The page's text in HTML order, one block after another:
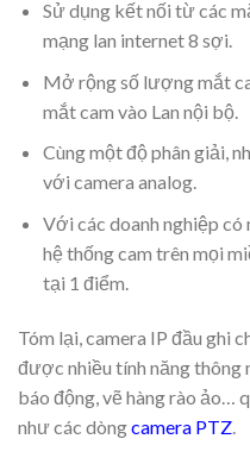
Sử dụng kết nối từ các
mạng lan internet 8 sợi.
Mở rộng số lượng mắt
mắt cam vào Lan nội bộ.
Cùng một độ phân giải,
với camera analog.
Với các doanh nghiệp
hệ thống cam trên mọi
tại 1 điểm.
Tóm lại, camera IP đầu ghi
được nhiều tính năng thông
báo động, vẽ hàng rào ảo…
như các dòngcamera PTZ.